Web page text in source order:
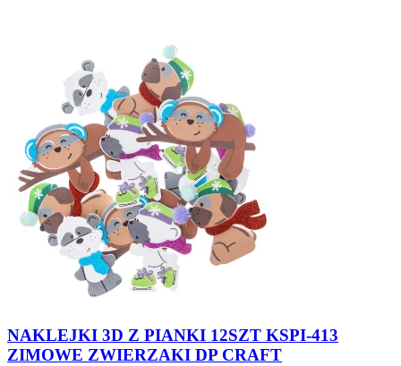
NAKLEJKI 3D Z PIANKI 12SZT KSPI-413
ZIMOWE ZWIERZAKI DP CRAFT